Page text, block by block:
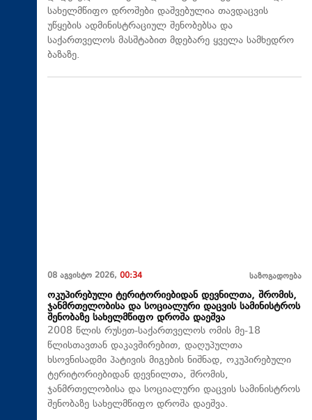
სახელმწიფო დროშები დაშვებულია თავდაცვის
უწყების ადმინისტრაციულ შენობებსა და
საქართველოს მასშტაბით მდებარე ყველა სამხედრო
ბაზაზე.
08 აგვისტო 2026, 00:34 საზოგადოება
ოკუპირებული ტერიტორიებიდან დევნილთა, შრომის,
ჯანმრთელობისა და სოციალური დაცვის სამინისტროს
შენობაზე სახელმწიფო დროშა დაეშვა
2008 წლის რუსეთ-საქართველოს ომის მე-18
წლისთავთან დაკავშირებით, დაღუპულთა
ხსოვნისადმი პატივის მიგების ნიშნად, ოკუპირებული
ტერიტორიებიდან დევნილთა, შრომის,
ჯანმრთელობისა და სოციალური დაცვის სამინისტროს
შენობაზე სახელმწიფო დროშა დაეშვა.